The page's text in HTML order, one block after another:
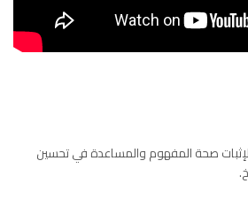
لإثبات صحة المفهوم والمساعدة في تحسين